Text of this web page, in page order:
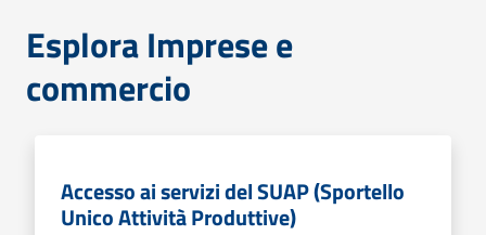
Esplora Imprese e
commercio
Accesso ai servizi del SUAP (Sportello
Unico Attività Produttive)